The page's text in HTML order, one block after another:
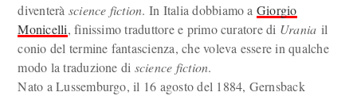
diventerà science fiction. In Italia dobbiamo a Giorgio
Monicelli, finissimo traduttore e primo curatore di Urania il
conio del termine fantascienza, che voleva essere in qualche
modo la traduzione di science fiction.
Nato a Lussemburgo, il 16 agosto del 1884, Gernsback